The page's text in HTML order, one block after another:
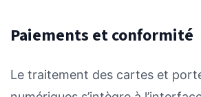
Paiements et conformité
Le traitement des cartes et